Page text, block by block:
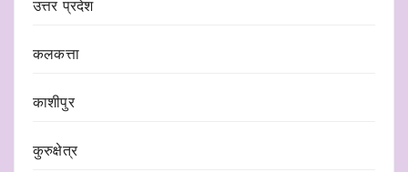
उत्तर प्रदेश
कलकत्ता
काशीपुर
कुरुक्षेत्र